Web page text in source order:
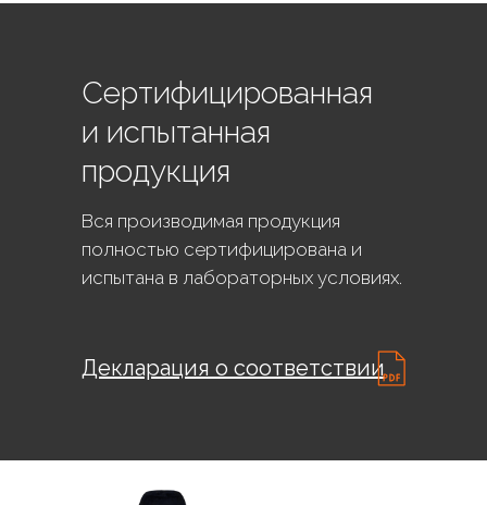
Декларация о соответствии
Сертифицированная
и испытанная
продукция
Вся производимая продукция
полностью сертифицирована и
испытана в лабораторных условиях.